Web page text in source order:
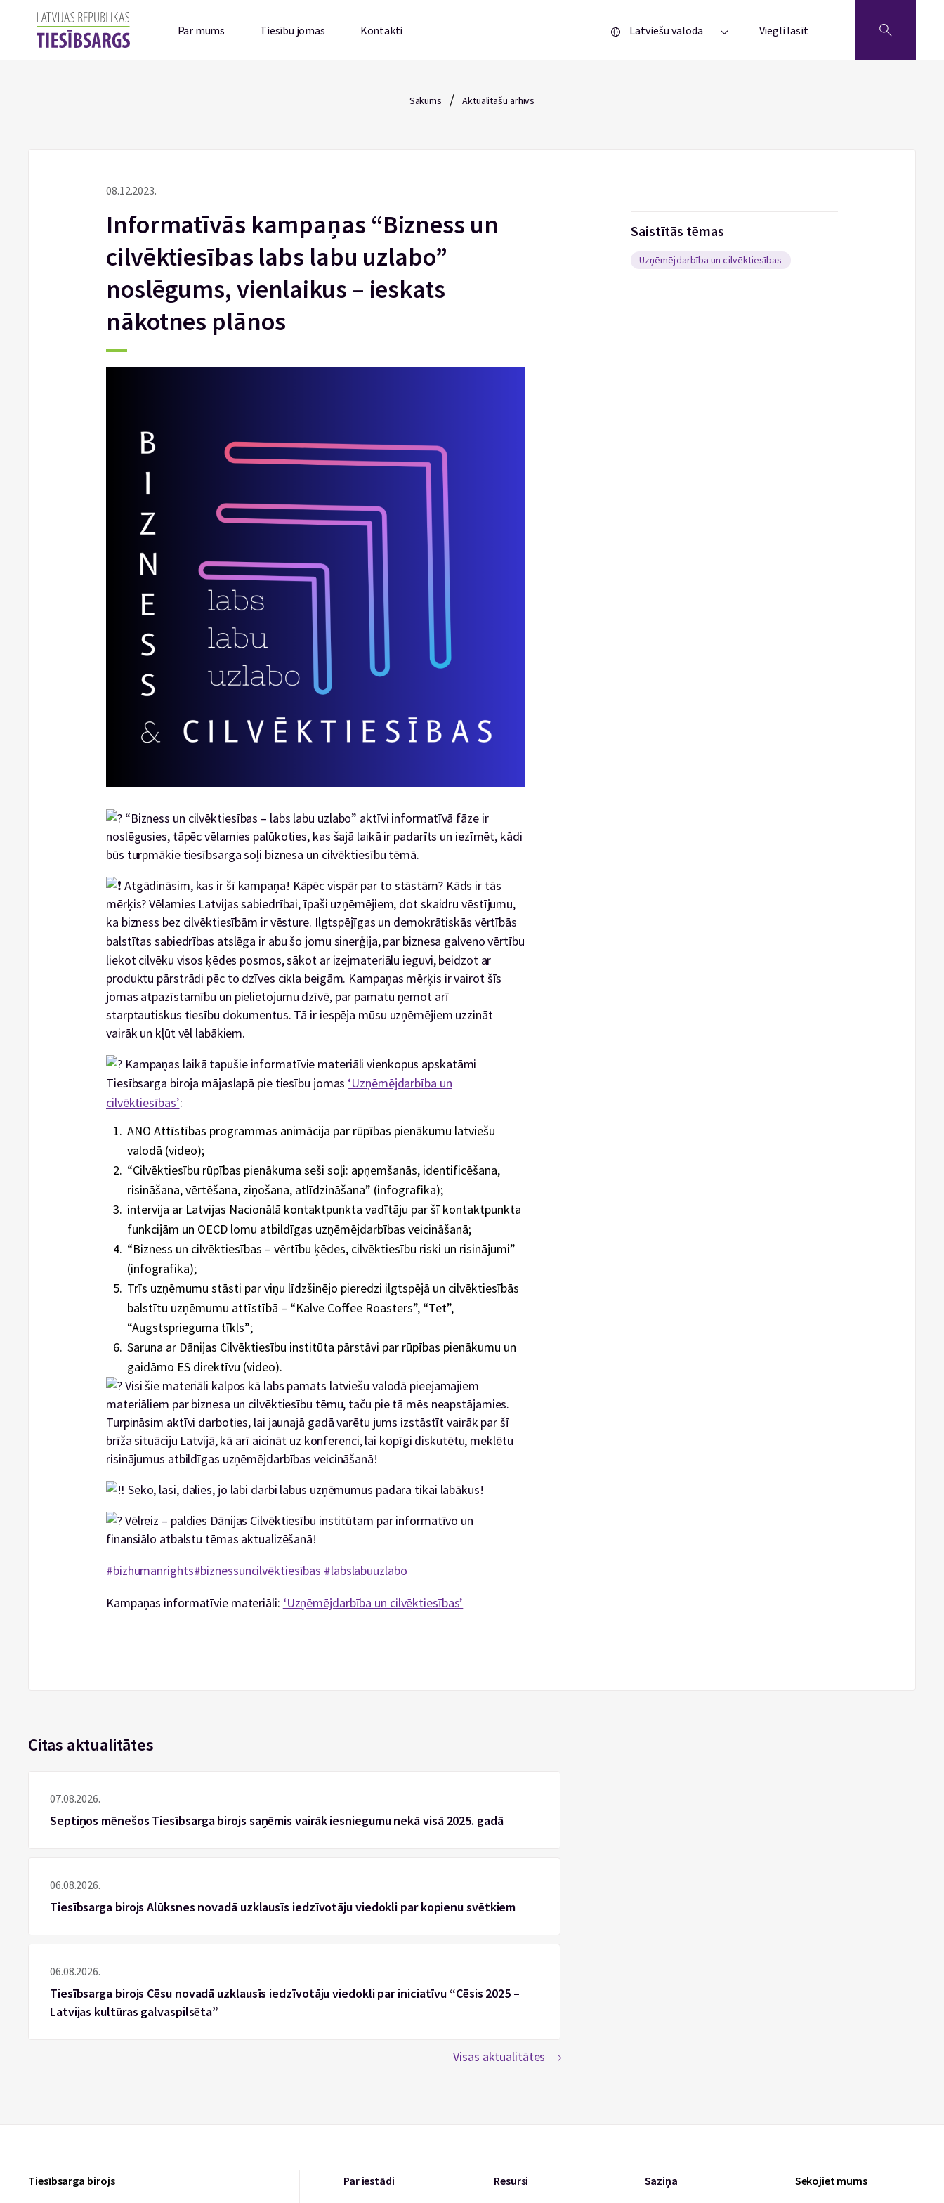
Par mums Tiesību jomas Kontakti Latviešu valoda Viegli lasīt
Sākums / Aktualitāšu arhīvs
08.12.2023.
Informatīvās kampaņas “Bizness un
cilvēktiesības labs labu uzlabo”
noslēgums, vienlaikus – ieskats
nākotnes plānos
“Bizness un cilvēktiesības – labs labu uzlabo” aktīvi informatīvā fāze ir
noslēgusies, tāpēc vēlamies palūkoties, kas šajā laikā ir padarīts un iezīmēt, kādi
būs turpmākie tiesībsarga soļi biznesa un cilvēktiesību tēmā.
Atgādināsim, kas ir šī kampaņa! Kāpēc vispār par to stāstām? Kāds ir tās
mērķis? Vēlamies Latvijas sabiedrībai, īpaši uzņēmējiem, dot skaidru vēstījumu,
ka bizness bez cilvēktiesībām ir vēsture. Ilgtspējīgas un demokrātiskās vērtībās
balstītas sabiedrības atslēga ir abu šo jomu sinerģija, par biznesa galveno vērtību
liekot cilvēku visos ķēdes posmos, sākot ar izejmateriālu ieguvi, beidzot ar
produktu pārstrādi pēc to dzīves cikla beigām. Kampaņas mērķis ir vairot šīs
jomas atpazīstamību un pielietojumu dzīvē, par pamatu ņemot arī
starptautiskus tiesību dokumentus. Tā ir iespēja mūsu uzņēmējiem uzzināt
vairāk un kļūt vēl labākiem.
Kampaņas laikā tapušie informatīvie materiāli vienkopus apskatāmi
Tiesībsarga biroja mājaslapā pie tiesību jomas ‘Uzņēmējdarbība un
cilvēktiesības’:
ANO Attīstības programmas animācija par rūpības pienākumu latviešu
valodā (video);
“Cilvēktiesību rūpības pienākuma seši soļi: apņemšanās, identificēšana,
risināšana, vērtēšana, ziņošana, atlīdzināšana” (infografika);
intervija ar Latvijas Nacionālā kontaktpunkta vadītāju par šī kontaktpunkta
funkcijām un OECD lomu atbildīgas uzņēmējdarbības veicināšanā;
“Bizness un cilvēktiesības – vērtību ķēdes, cilvēktiesību riski un risinājumi”
(infografika);
Trīs uzņēmumu stāsti par viņu līdzšinējo pieredzi ilgtspējā un cilvēktiesībās
balstītu uzņēmumu attīstībā – “Kalve Coffee Roasters”, “Tet”,
“Augstsprieguma tīkls”;
Saruna ar Dānijas Cilvēktiesību institūta pārstāvi par rūpības pienākumu un
gaidāmo ES direktīvu (video).
Visi šie materiāli kalpos kā labs pamats latviešu valodā pieejamajiem
materiāliem par biznesa un cilvēktiesību tēmu, taču pie tā mēs neapstājamies.
Turpināsim aktīvi darboties, lai jaunajā gadā varētu jums izstāstīt vairāk par šī
brīža situāciju Latvijā, kā arī aicināt uz konferenci, lai kopīgi diskutētu, meklētu
risinājumus atbildīgas uzņēmējdarbības veicināšanā!
Seko, lasi, dalies, jo labi darbi labus uzņēmumus padara tikai labākus!
Vēlreiz – paldies Dānijas Cilvēktiesību institūtam par informatīvo un
finansiālo atbalstu tēmas aktualizēšanā!
#bizhumanrights#biznessuncilvēktiesības #labslabuuzlabo
Kampaņas informatīvie materiāli: ‘Uzņēmējdarbība un cilvēktiesības’
Saistītās tēmas
Uzņēmējdarbība un cilvēktiesības
Citas aktualitātes
07.08.2026.
Septiņos mēnešos Tiesībsarga birojs saņēmis vairāk iesniegumu nekā visā 2025. gadā
06.08.2026.
Tiesībsarga birojs Alūksnes novadā uzklausīs iedzīvotāju viedokli par kopienu svētkiem
06.08.2026.
Tiesībsarga birojs Cēsu novadā uzklausīs iedzīvotāju viedokli par iniciatīvu “Cēsis 2025 –
Latvijas kultūras galvaspilsēta”
Visas aktualitātes
Tiesībsarga birojs Par iestādi Resursi Saziņa Sekojiet mums